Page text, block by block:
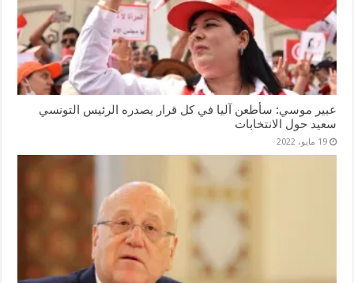
عبير موسي: سأطعن آليا في كل قرار يصدره الرئيس التونسي
سعيد حول الانتخابات
19 مايو، 2022